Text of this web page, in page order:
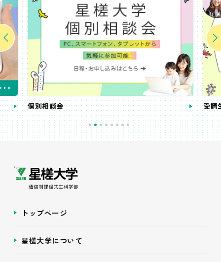
個別相談会 受講
トップページ
星槎大学について